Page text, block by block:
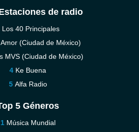
de radio
Los 40 Principales
(Ciudad de México)
MVS (Ciudad de México)
Ke Buena
Alfa Radio
5 Géneros
Música Mundial